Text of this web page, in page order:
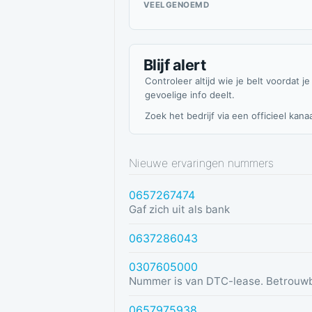
VEELGENOEMD
Blijf alert
Controleer altijd wie je belt voordat je
gevoelige info deelt.
Zoek het bedrijf via een officieel
Nieuwe ervaringen nummers
0657267474
Gaf zich uit als bank
0637286043
0307605000
Nummer is van DTC-lease.